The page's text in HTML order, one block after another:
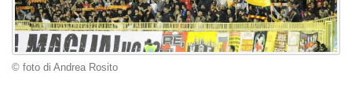
© foto di Andrea Rosito